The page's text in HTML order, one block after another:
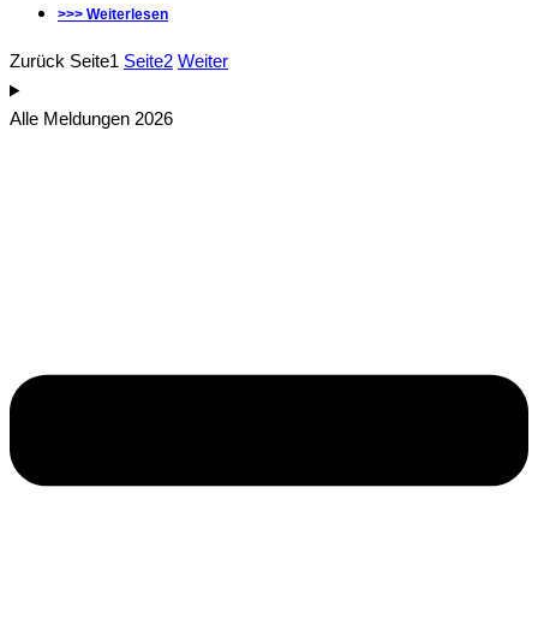
>>> Weiterlesen
Zurück Seite1 Seite2 Weiter
Alle Meldungen 2026